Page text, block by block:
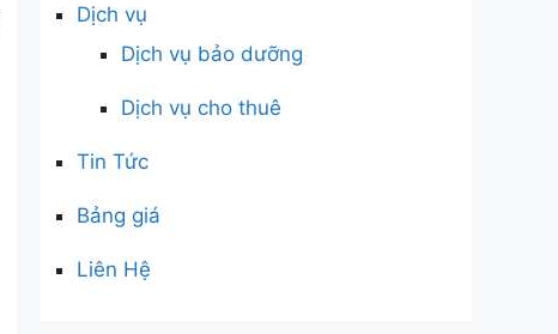
Dịch vụ
Dịch vụ bảo dưỡng
Dịch vụ cho thuê
Tin Tức
Bảng giá
Liên Hệ